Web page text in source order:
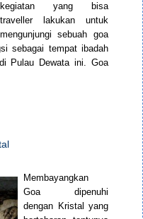
kegiatan yang bisa
traveller lakukan untuk
mengunjungi sebuah goa
sebagai tempat ibadah
Pulau Dewata ini. Goa
Membayangkan
Goa dipenuhi
dengan Kristal yang